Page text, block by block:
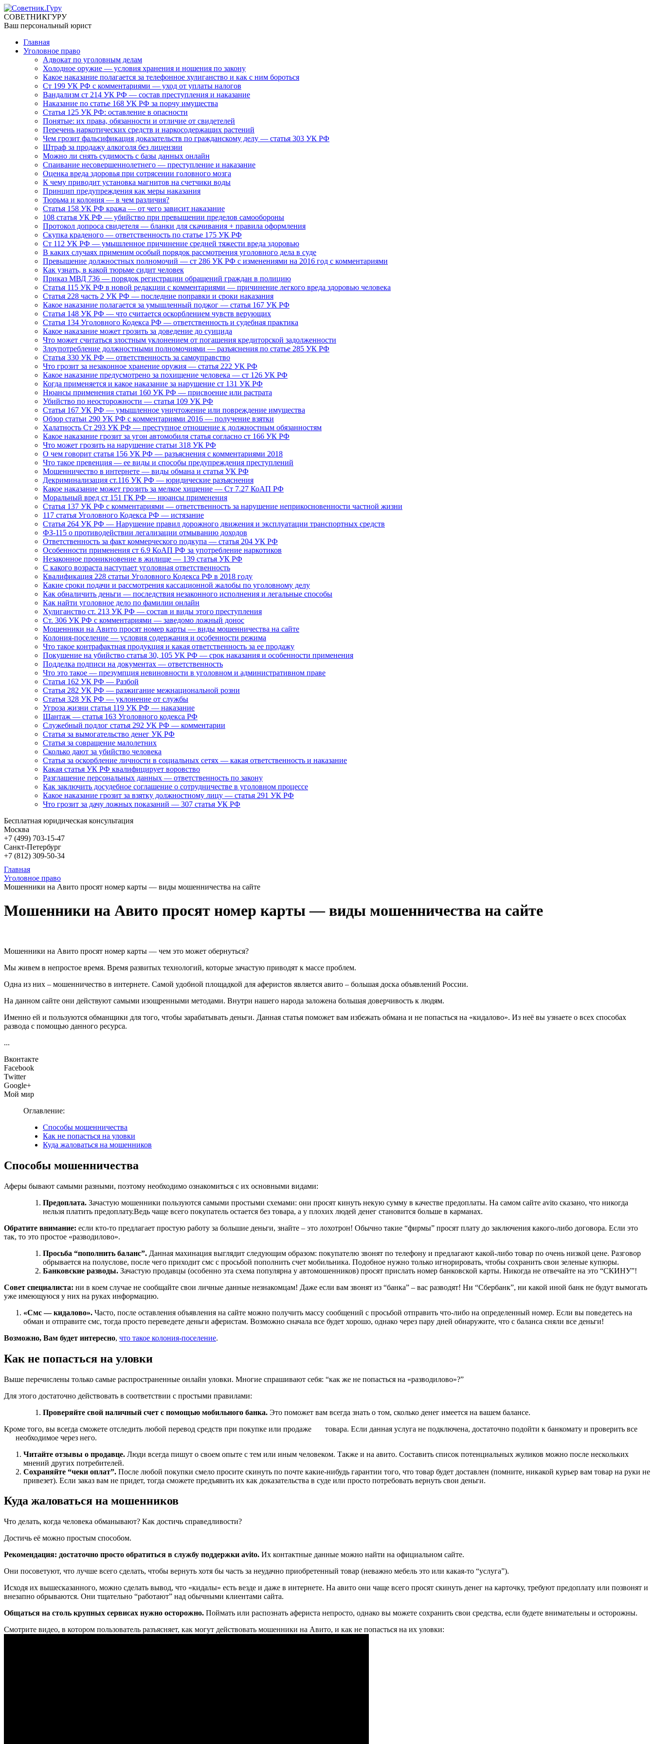
СОВЕТНИКГУРУ
Ваш персональный юрист
Главная
Уголовное право
Адвокат по уголовным делам
Холодное оружие — условия хранения и ношения по закону
Какое наказание полагается за телефонное хулиганство и как с ним бороться
Ст 199 УК РФ с комментариями — уход от уплаты налогов
Вандализм ст 214 УК РФ — состав преступления и наказание
Наказание по статье 168 УК РФ за порчу имущества
Статья 125 УК РФ: оставление в опасности
Понятые: их права, обязанности и отличие от свидетелей
Перечень наркотических средств и наркосодержащих растений
Чем грозит фальсификация доказательств по гражданскому делу — статья 303 УК РФ
Штраф за продажу алкоголя без лицензии
Можно ли снять судимость с базы данных онлайн
Спаивание несовершеннолетнего — преступление и наказание
Оценка вреда здоровья при сотрясении головного мозга
К чему приводит установка магнитов на счетчики воды
Принцип предупреждения как меры наказания
Тюрьма и колония — в чем различия?
Статья 158 УК РФ кража — от чего зависит наказание
108 статья УК РФ — убийство при превышении пределов самообороны
Протокол допроса свидетеля — бланки для скачивания + правила оформления
Скупка краденого — ответственность по статье 175 УК РФ
Ст 112 УК РФ — умышленное причинение средней тяжести вреда здоровью
В каких случаях применим особый порядок рассмотрения уголовного дела в суде
Превышение должностных полномочий — ст 286 УК РФ с изменениями на 2016 год с комментариями
Как узнать, в какой тюрьме сидит человек
Приказ МВД 736 — порядок регистрации обращений граждан в полицию
Статья 115 УК РФ в новой редакции с комментариями — причинение легкого вреда здоровью человека
Статья 228 часть 2 УК РФ — последние поправки и сроки наказания
Какое наказание полагается за умышленный поджог — статья 167 УК РФ
Статья 148 УК РФ — что считается оскорблением чувств верующих
Статья 134 Уголовного Кодекса РФ — ответственность и судебная практика
Какое наказание может грозить за доведение до суицида
Что может считаться злостным уклонением от погашения кредиторской задолженности
Злоупотребление должностными полномочиями — разъяснения по статье 285 УК РФ
Статья 330 УК РФ — ответственность за самоуправство
Что грозит за незаконное хранение оружия — статья 222 УК РФ
Какое наказание предусмотрено за похищение человека — ст 126 УК РФ
Когда применяется и какое наказание за нарушение ст 131 УК РФ
Нюансы применения статьи 160 УК РФ — присвоение или растрата
Убийство по неосторожности — статья 109 УК РФ
Статья 167 УК РФ — умышленное уничтожение или повреждение имущества
Обзор статьи 290 УК РФ с комментариями 2016 — получение взятки
Халатность Ст 293 УК РФ — преступное отношение к должностным обязанностям
Какое наказание грозит за угон автомобиля статья согласно ст 166 УК РФ
Что может грозить на нарушение статьи 318 УК РФ
О чем говорит статья 156 УК РФ — разъяснения с комментариями 2018
Что такое превенция — ее виды и способы предупреждения преступлений
Мошенничество в интернете — виды обмана и статья УК РФ
Декриминализация ст.116 УК РФ — юридические разъяснения
Какое наказание может грозить за мелкое хищение — Ст 7.27 КоАП РФ
Моральный вред ст 151 ГК РФ — нюансы применения
Статья 137 УК РФ с комментариями — ответственность за нарушение неприкосновенности частной жизни
117 статья Уголовного Кодекса РФ — истязание
Статья 264 УК РФ — Нарушение правил дорожного движения и эксплуатации транспортных средств
ФЗ-115 о противодействии легализации отмыванию доходов
Ответственность за факт коммерческого подкупа — статья 204 УК РФ
Особенности применения ст 6.9 КоАП РФ за употребление наркотиков
Незаконное проникновение в жилище — 139 статья УК РФ
С какого возраста наступает уголовная ответственность
Квалификация 228 статьи Уголовного Кодекса РФ в 2018 году
Какие сроки подачи и рассмотрения кассационной жалобы по уголовному делу
Как обналичить деньги — последствия незаконного исполнения и легальные способы
Как найти уголовное дело по фамилии онлайн
Хулиганство ст. 213 УК РФ — состав и виды этого преступления
Ст. 306 УК РФ с комментариями — заведомо ложный донос
Мошенники на Авито просят номер карты — виды мошенничества на сайте
Колония-поселение — условия содержания и особенности режима
Что такое контрафактная продукция и какая ответственность за ее продажу
Покушение на убийство статья 30, 105 УК РФ — срок наказания и особенности применения
Подделка подписи на документах — ответственность
Что это такое — презумпция невиновности в уголовном и административном праве
Статья 162 УК РФ — Разбой
Статья 282 УК РФ — разжигание межнациональной розни
Статья 328 УК РФ — уклонение от службы
Угроза жизни статья 119 УК РФ — наказание
Шантаж — статья 163 Уголовного кодекса РФ
Служебный подлог статья 292 УК РФ — комментарии
Статья за вымогательство денег УК РФ
Статья за совращение малолетних
Сколько дают за убийство человека
Статья за оскорбление личности в социальных сетях — какая ответственность и наказание
Какая статья УК РФ квалифицирует воровство
Разглашение персональных данных — ответственность по закону
Как заключить досудебное соглашение о сотрудничестве в уголовном процессе
Какое наказание грозит за взятку должностному лицу — статья 291 УК РФ
Что грозит за дачу ложных показаний — 307 статья УК РФ
Бесплатная юридическая консультация
Москва
+7 (499) 703-15-47
Санкт-Петербург
+7 (812) 309-50-34
Главная
Уголовное право
Мошенники на Авито просят номер карты — виды мошенничества на сайте
Мошенники на Авито просят номер карты — виды мошенничества на сайте
Мошенники на Авито просят номер карты — чем это может обернуться?
Мы живем в непростое время. Время развитых технологий, которые зачастую приводят к массе проблем.
Одна из них – мошенничество в интернете. Самой удобной площадкой для аферистов является авито – большая доска объявлений России.
На данном сайте они действуют самыми изощренными методами. Внутри нашего народа заложена большая доверчивость к людям.
Именно ей и пользуются обманщики для того, чтобы зарабатывать деньги. Данная статья поможет вам избежать обмана и не попасться на «кидалово». Из неё вы узнаете о всех способах
развода с помощью данного ресурса.
...
Вконтакте
Facebook
Twitter
Google+
Мой мир
Оглавление:
Способы мошенничества
Как не попасться на уловки
Куда жаловаться на мошенников
Способы мошенничества
Аферы бывают самыми разными, поэтому необходимо ознакомиться с их основными видами:
Предоплата. Зачастую мошенники пользуются самыми простыми схемами: они просят кинуть некую сумму в качестве предоплаты. На самом сайте avito сказано, что никогда
нельзя платить предоплату.Ведь чаще всего покупатель остается без товара, а у плохих людей денег становится больше в карманах.
Обратите внимание: если кто-то предлагает простую работу за большие деньги, знайте – это лохотрон! Обычно такие “фирмы” просят плату до заключения какого-либо договора. Если это
так, то это простое «разводилово».
Просьба “пополнить баланс”. Данная махинация выглядит следующим образом: покупателю звонят по телефону и предлагают какой-либо товар по очень низкой цене. Разговор
обрывается на полуслове, после чего приходит смс с просьбой пополнить счет мобильника. Подобное нужно только игнорировать, чтобы сохранить свои зеленые купюры.
Банковские разводы. Зачастую продавцы (особенно эта схема популярна у автомошенников) просят прислать номер банковской карты. Никогда не отвечайте на это “СКИНУ”!
Совет специалиста: ни в коем случае не сообщайте свои личные данные незнакомцам! Даже если вам звонят из “банка” – вас разводят! Ни “Cбербанк”, ни какой иной банк не будут вымогать
уже имеющуюся у них на руках информацию.
«Смс — кидалово». Часто, после оставления объявления на сайте можно получить массу сообщений с просьбой отправить что-либо на определенный номер. Если вы поведетесь на
обман и отправите смс, тогда просто переведете деньги аферистам. Возможно сначала все будет хорошо, однако через пару дней обнаружите, что с баланса сняли все деньги!
Возможно, Вам будет интересно, что такое колония-поселение.
Как не попасться на уловки
Выше перечислены только самые распространенные онлайн уловки. Многие спрашивают себя: “как же не попасться на «разводилово»?”
Для этого достаточно действовать в соответствии с простыми правилами:
Проверяйте свой наличный счет с помощью мобильного банка. Это поможет вам всегда знать о том, сколько денег имеется на вашем балансе.
Кроме того, вы всегда сможете отследить любой перевод средств при покупке или продаже товара. Если данная услуга не подключена, достаточно подойти к банкомату и проверить все
необходимое через него.
Читайте отзывы о продавце. Люди всегда пишут о своем опыте с тем или иным человеком. Также и на авито. Составить список потенциальных жуликов можно после нескольких
мнений других потребителей.
Сохраняйте “чеки оплат”. После любой покупки смело просите скинуть по почте какие-нибудь гарантии того, что товар будет доставлен (помните, никакой курьер вам товар на руки не
привезет). Если заказ вам не придет, тогда сможете предъявить их как доказательства в суде или просто потребовать вернуть свои деньги.
Куда жаловаться на мошенников
Что делать, когда человека обманывают? Как достичь справедливости?
Достичь её можно простым способом.
Рекомендация: достаточно просто обратиться в службу поддержки avito. Их контактные данные можно найти на официальном сайте.
Они посоветуют, что лучше всего сделать, чтобы вернуть хотя бы часть за неудачно приобретенный товар (неважно мебель это или какая-то “услуга”).
Исходя их вышесказанного, можно сделать вывод, что «кидалы» есть везде и даже в интернете. На авито они чаще всего просят скинуть денег на карточку, требуют предоплату или позвонят и
внезапно обрываются. Они тщательно “работают” над обычными клиентами сайта.
Общаться на столь крупных сервисах нужно осторожно. Поймать или распознать афериста непросто, однако вы можете сохранить свои средства, если будете внимательны и осторожны.
Смотрите видео, в котором пользователь разъясняет, как могут действовать мошенники на Авито, и как не попасться на их уловки: